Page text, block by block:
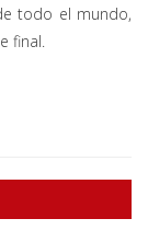
todo el mundo,
final.